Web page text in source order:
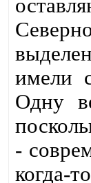
имели
Одну
-
когда-